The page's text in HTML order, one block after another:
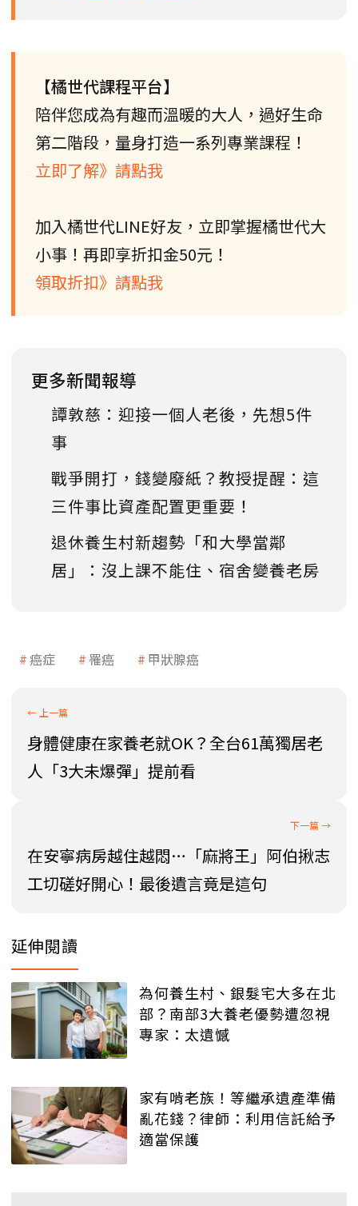
【橘世代課程平台】
陪伴您成為有趣而溫暖的大人，過好生命
第二階段，量身打造一系列專業課程！
立即了解》請點我
加入橘世代LINE好友，立即掌握橘世代大
小事！再即享折扣金50元！
領取折扣》請點我
更多新聞報導
譚敦慈：迎接一個人老後，先想5件
事
戰爭開打，錢變廢紙？教授提醒：這
三件事比資產配置更重要！
退休養生村新趨勢「和大學當鄰
居」：沒上課不能住、宿舍變養老房
癌症 罹癌 甲狀腺癌
身體健康在家養老就OK？全台61萬獨居老
人「3大未爆彈」提前看
在安寧病房越住越悶…「麻將王」阿伯揪志
工切磋好開心！最後遺言竟是這句
延伸閱讀
為何養生村、銀髮宅大多在北
部？南部3大養老優勢遭忽視
專家：太遺憾
家有啃老族！等繼承遺產準備
亂花錢？律師：利用信託給予
適當保護